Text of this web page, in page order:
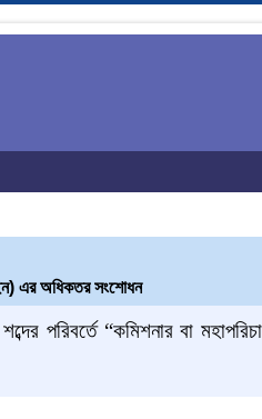
এর অধিকতর সংশোধন
পরিবর্তে “কমিশনার বা